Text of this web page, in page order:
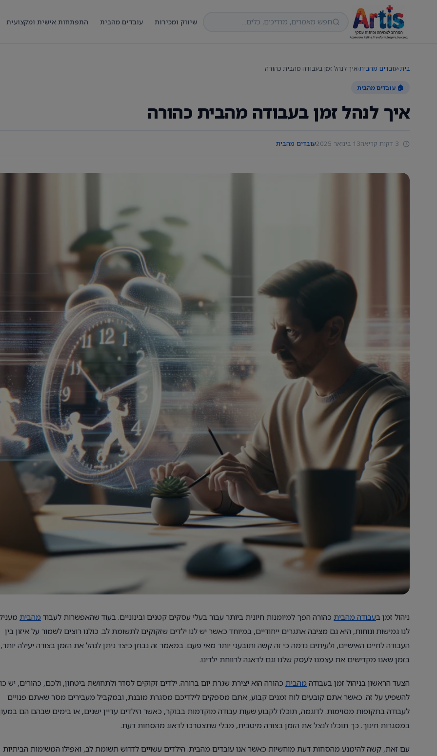
שיווק ומכירות עובדים מהבית התפתחות אישית ומקצועית
בית›עובדים מהבית›איך לנהל זמן בעבודה מהבית כהורה
🏠 עובדים מהבית
איך לנהל זמן בעבודה מהבית כהורה
13 בינואר 2025 עובדים מהבית
ניהול זמן בעבודה מהבית כהורה הפך למיומנות חיונית ביותר עבור בעלי עסקים קטנים ובינוניים. בעוד שהאפשרות לעבוד מהבית
לנו גמישות ונוחות, היא גם מציבה אתגרים ייחודיים, במיוחד כאשר יש לנו ילדים שזקוקים לתשומת לב. כולנו רוצים לשמור על איזון בין
העבודה לחיים האישיים, ולעיתים נדמה כי זה קשה ותובעני יותר מאי פעם. במאמר זה נבחן כיצד ניתן לנהל את הזמן בצורה יעילה יותר,
בזמן שאנו מקדישים את עצמנו לעסק שלנו וגם לדאגה לרווחת ילדינו.
הצעד הראשון בניהול זמן בעבודה מהבית כהורה הוא יצירת שגרת יום ברורה. ילדים זקוקים לסדר ולתחושת ביטחון, ולכם, כהורים, יש
להשפיע על זה. כאשר אתם קובעים לוח זמנים קבוע, אתם מספקים לילדיכם מסגרת מובנת, ובמקביל מעבירים מסר שאתם פנויים
לעבודה בתקופות מסוימות. לדוגמה, תוכלו לקבוע שעות עבודה מוקדמות בבוקר, כאשר הילדים עדיין ישנים, או בימים שבהם הם
במסגרות חינוך. כך תוכלו לנצל את הזמן בצורה מיטבית, מבלי שתצטרכו לדאוג מהסחות דעת.
עם זאת, קשה להימנע מהסחות דעת מוחשיות כאשר אנו עובדים מהבית. הילדים עשויים לדרוש תשומת לב, ואפילו המשימות הביתיות